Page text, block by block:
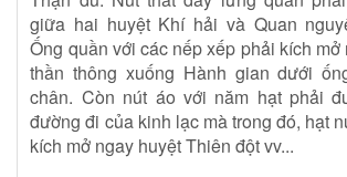
giữa hai huyệt Khí hải và Quan
Ống quần với các nếp xếp phải kích mở
thần thông xuống Hành gian dưới
chân. Còn nút áo với năm hạt phải
đường đi của kinh lạc mà trong đó, hạt
kích mở ngay huyệt Thiên đột vv...